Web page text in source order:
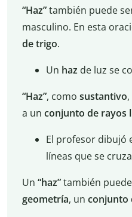
“Haz”también puede
masculino. En esta
de trigo.
Un hazde luz se
“Haz”, como sustantivo
a un conjunto de rayos
El profesor dibujó
líneas que se
Un “haz”también
geometría, un conjunto